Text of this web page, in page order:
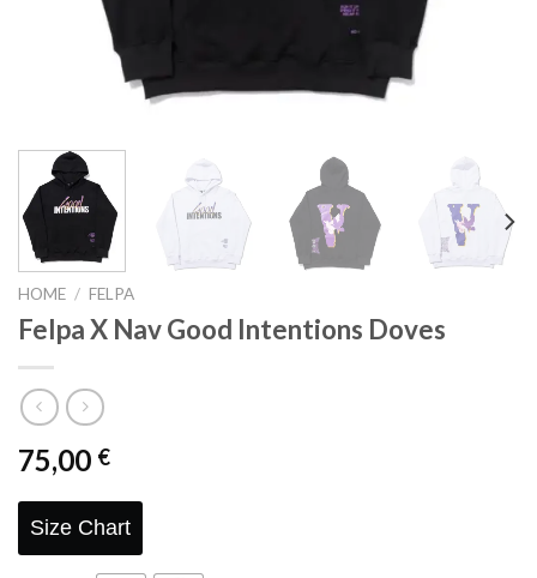
HOME / FELPA
Felpa X Nav Good Intentions Doves
75,00 €
Size Chart